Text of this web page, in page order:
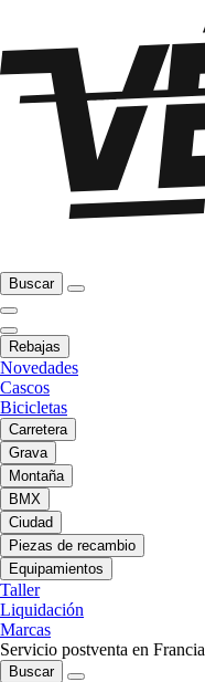
Buscar
Rebajas
Novedades
Cascos
Bicicletas
Carretera
Grava
Montaña
BMX
Ciudad
Piezas de recambio
Equipamientos
Taller
Liquidación
Marcas
Servicio postventa en Francia
Buscar